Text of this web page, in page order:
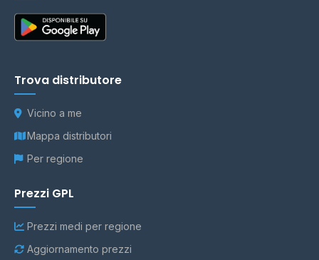
Trova distributore
Vicino a me
Mappa distributori
Per regione
Prezzi GPL
Prezzi medi per regione
Aggiornamento prezzi